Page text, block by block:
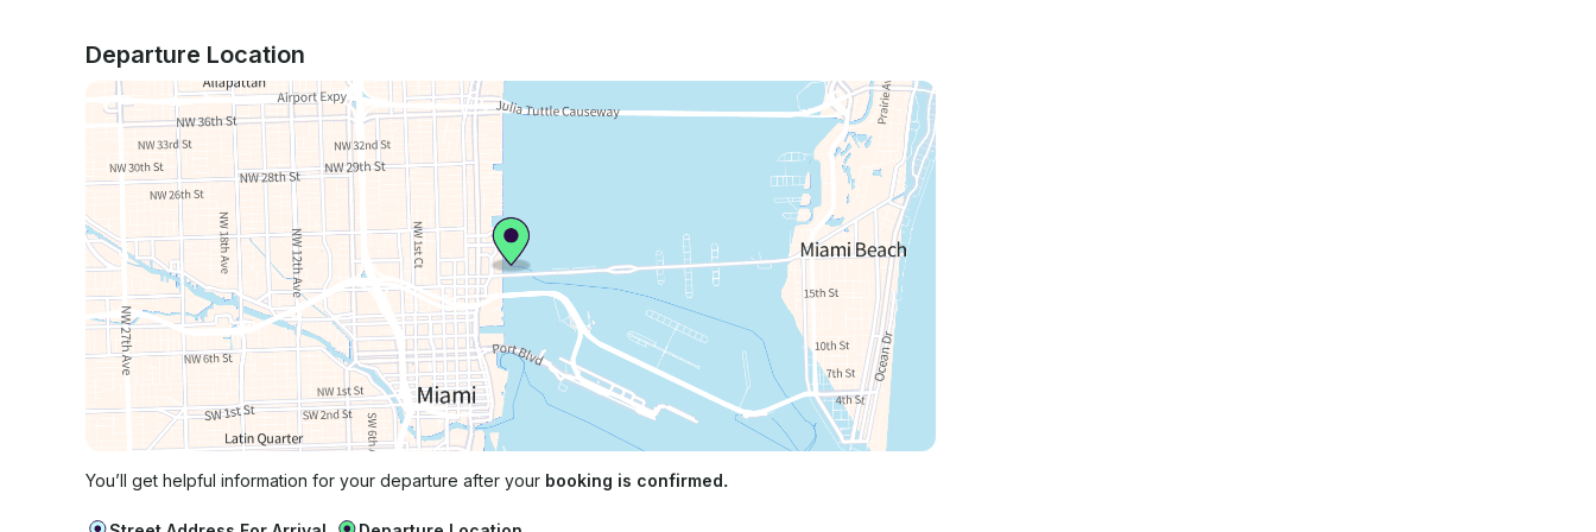
Departure Location
You’ll get helpful information for your departure after your booking is confirmed.